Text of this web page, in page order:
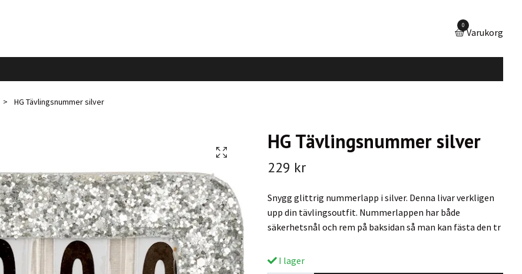
0
Varukorg
HG Tävlingsnummer silver
HG Tävlingsnummer silver
229 kr
Snygg glittrig nummerlapp i silver. Denna livar verkligen
upp din tävlingsoutfit. Nummerlappen har både
säkerhetsnål och rem på baksidan så man kan fästa den tr
I lager